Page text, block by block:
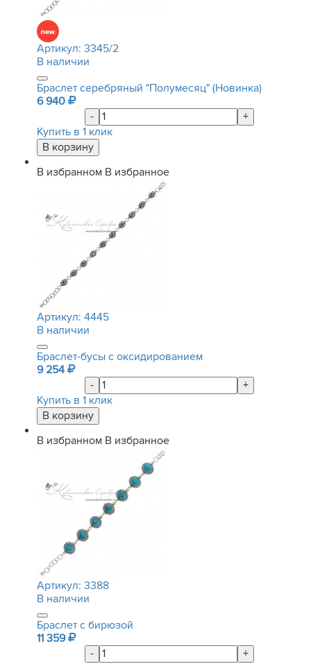
Артикул: 3345/2
В наличии
Браслет серебряный "Полумесяц" (Новинка)
6 940
-
+
Купить в 1 клик
В избранном В избранное
Артикул: 4445
В наличии
Браслет-бусы с оксидированием
9 254
-
+
Купить в 1 клик
В избранном В избранное
Артикул: 3388
В наличии
Браслет с бирюзой
11 359
-
+